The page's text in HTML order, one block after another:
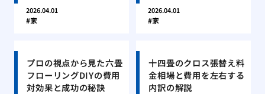
2026.04.01
家
2026.04.01
家
プロの視点から見た六畳
フローリングDIYの費用
対効果と成功の秘訣
十四畳のクロス張替え料
金相場と費用を左右する
内訳の解説